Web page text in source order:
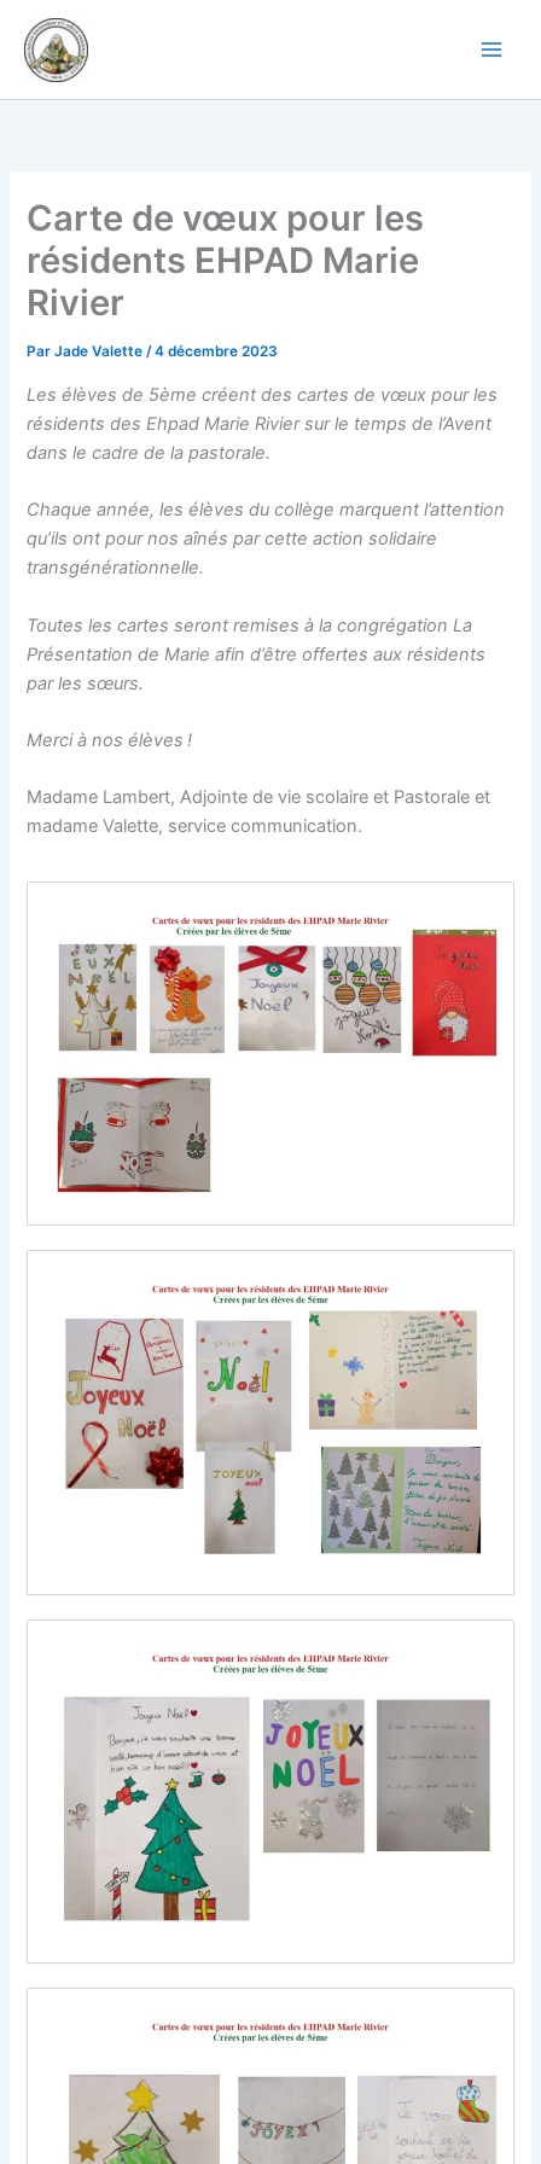
contenu
Carte de vœux pour les
résidents EHPAD Marie
Rivier
ParJade Valette/4 décembre 2023
Les élèves de 5ème créent des cartes de vœux pour les
résidents des Ehpad Marie Rivier sur le temps de l’Avent
dans le cadre de la pastorale.
Chaque année, les élèves du collège marquent l’attention
qu’ils ont pour nos aînés par cette action solidaire
transgénérationnelle.
Toutes les cartes seront remises à la congrégation La
Présentation de Marie afin d’être offertes aux résidents
par les sœurs.
Merci à nos élèves !
Madame Lambert, Adjointe de vie scolaire et Pastorale et
madame Valette, service communication.